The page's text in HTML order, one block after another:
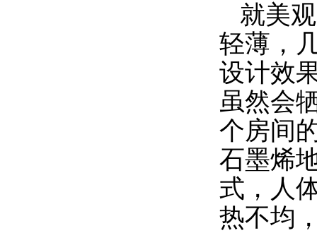
就美
轻薄，
设计效
虽然会
个房间
石墨烯
式，人
热不均